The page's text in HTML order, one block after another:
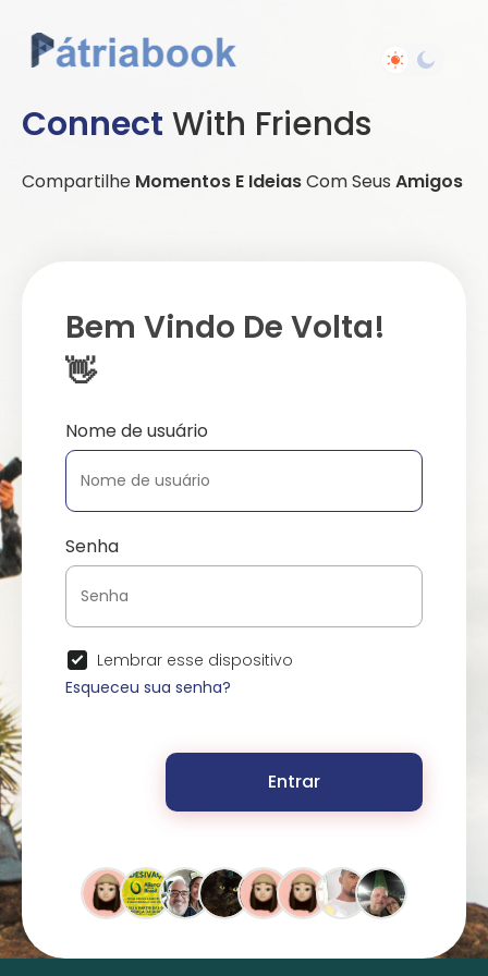
Connect With Friends
Compartilhe Momentos E IdeiasCom Seus Amigos
Bem Vindo De Volta!
👋
Nome de usuário
Senha
Lembrar esse dispositivo
Esqueceu sua senha?
Entrar